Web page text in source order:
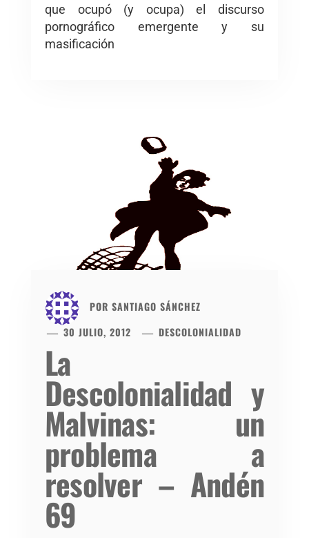
que ocupó (y ocupa) el discurso
pornográfico emergente y su
masificación
POR SANTIAGO SÁNCHEZ
30 JULIO, 2012
DESCOLONIALIDAD
La
Descolonialidad y
Malvinas: un
problema a
resolver – Andén
69